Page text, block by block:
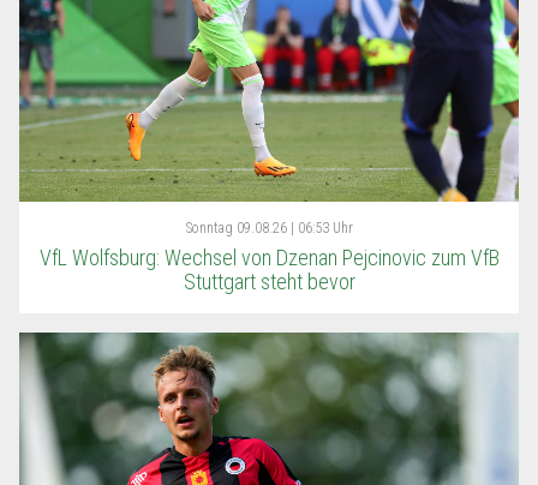
Sonntag 09.08.26 | 06:53 Uhr
VfL Wolfsburg: Wechsel von Dzenan Pejcinovic zum VfB
Stuttgart steht bevor